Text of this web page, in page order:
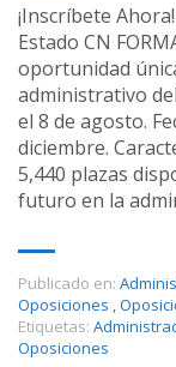
¡Inscríbete
Estado CN
oportunidad
administrativo
el 8 de agosto.
diciembre.
5,440 plazas
futuro en la
Publicado en:
Oposiciones ,
Etiquetas:
Oposiciones